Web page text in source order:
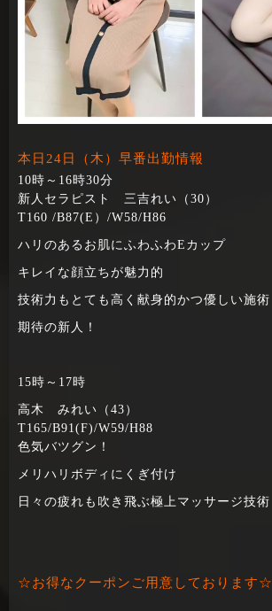
本日24日（木）早番出勤情報
10時～16時30分
新人セラピスト 三吉れい（30）
T160 /B87(E）/W58/H86
ハリのあるお肌にふわふわEカップ
キレイな顔立ちが魅力的
技術力もとても高く献身的かつ優しい施術
期待の新人！
15時～17時
高木 みれい（43）
T165/B91(F)/W59/H88
色気バツグン！
メリハリボディにくぎ付け
日々の疲れも吹き飛ぶ極上マッサージ技術
☆お得なクーポンご用意しております☆